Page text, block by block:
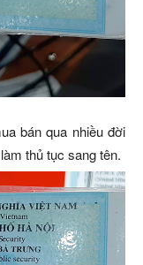
bán qua nhiều đời
thủ tục sang tên.